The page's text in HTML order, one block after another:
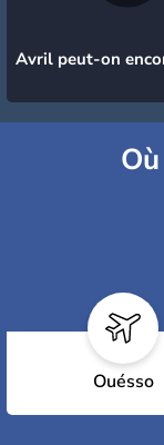
Avril peut-on
Ouésso